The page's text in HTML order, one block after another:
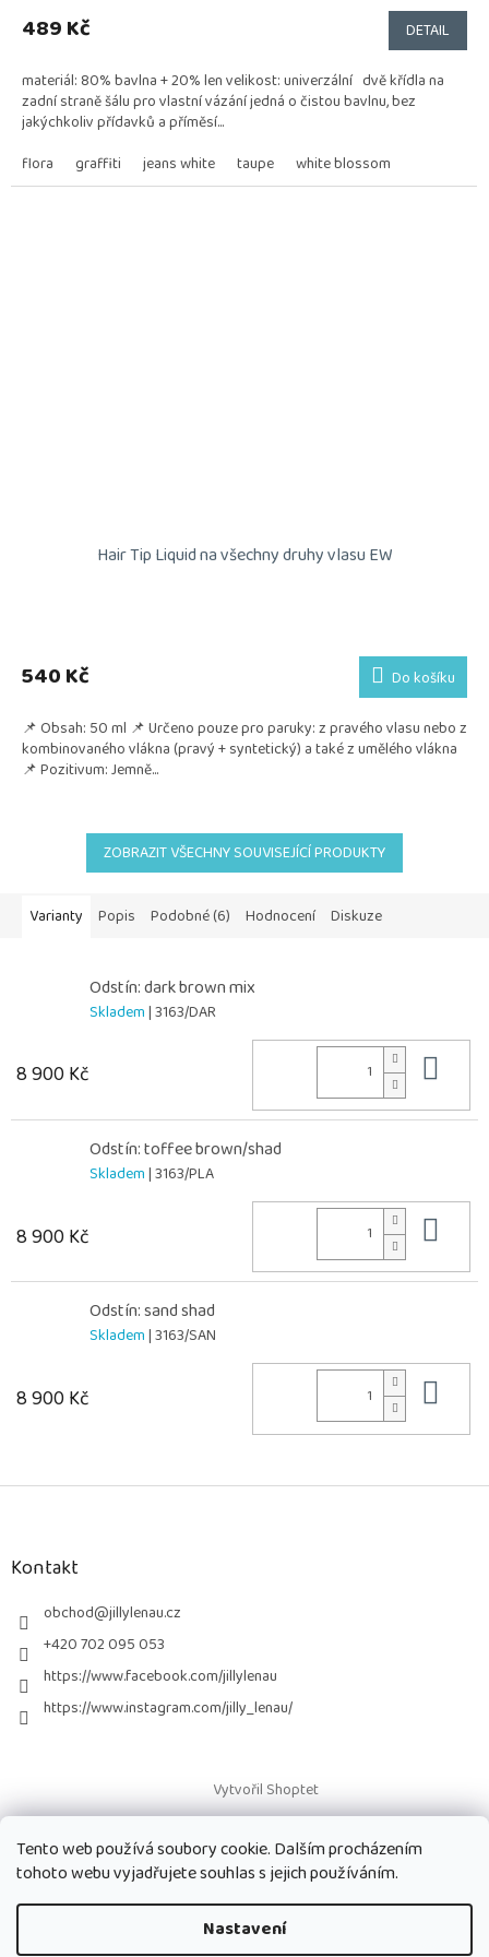
Tento web používá soubory cookie. Dalším procházením
tohoto webu vyjadřujete souhlas s jejich používáním.
Nastavení
produktu
z
5
hvězdiček.
489 Kč DETAIL
materiál: 80% bavlna + 20% len velikost: univerzální dvě křídla na
zadní straně šálu pro vlastní vázání jedná o čistou bavlnu, bez
jakýchkoliv přídavků a příměsí...
flora
graffiti jeans white taupe white blossom
Hair Tip Liquid na všechny druhy vlasu EW
540 Kč Do košíku
📌 Obsah: 50 ml 📌 Určeno pouze pro paruky: z pravého vlasu nebo z
kombinovaného vlákna (pravý + syntetický) a také z umělého vlákna
📌 Pozitivum: Jemně...
ZOBRAZIT VŠECHNY SOUVISEJÍCÍ PRODUKTY
Varianty Popis Podobné (6) Hodnocení Diskuze
Odstín: dark brown mix
Skladem| 3163/DAR
8 900 Kč
Odstín: toffee brown/shad
Skladem| 3163/PLA
8 900 Kč
Odstín: sand shad
Skladem| 3163/SAN
8 900 Kč
Z
Kontakt
obchod@jillylenau.cz
+420 702 095 053
https://www.facebook.com/jillylenau
https://www.instagram.com/jilly_lenau/
Vytvořil Shoptet
Copyright 2026Paruky Jilly Lenau s.r.o.. Všechna práva vyhrazena.